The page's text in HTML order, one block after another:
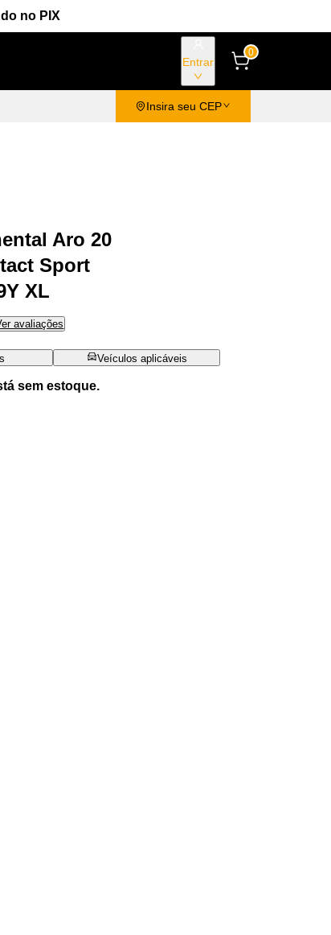
no PIX
Entrar
0
Insira seu CEP
Aro 20
Sport
XL
avaliações
Veículos aplicáveis
sem estoque.